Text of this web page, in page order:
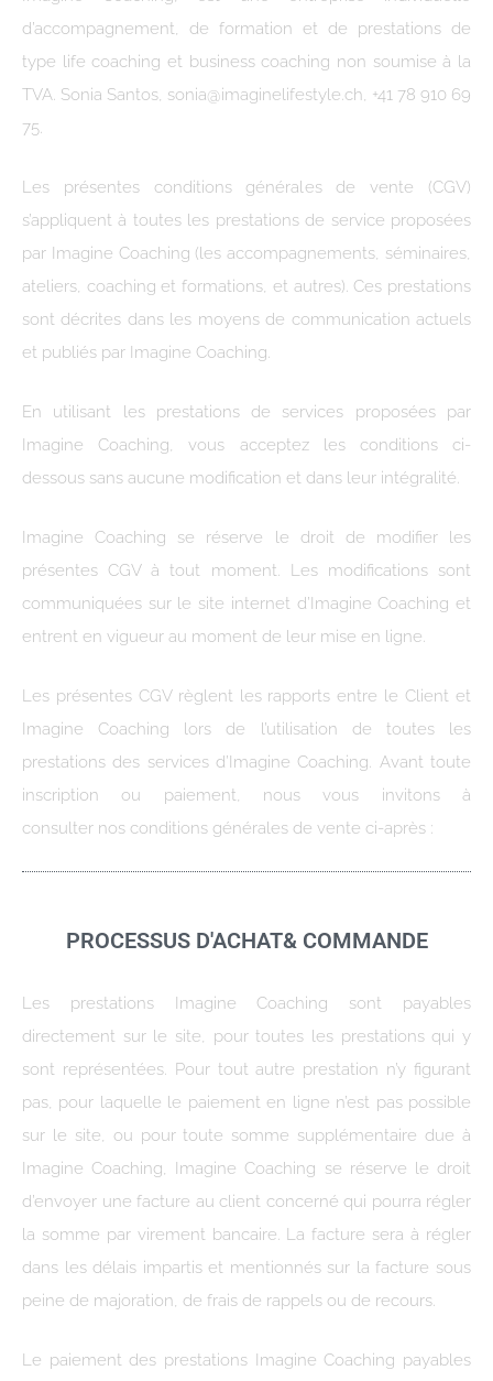
d’accompagnement, de formation et de prestations de
type life coaching et business coaching non soumise à la
TVA. Sonia Santos, sonia@imaginelifestyle.ch, +41 78 910 69
75.
Les présentes conditions générales de vente (CGV)
s’appliquent à toutes les prestations de service proposées
par Imagine Coaching (les accompagnements, séminaires,
ateliers, coaching et formations, et autres). Ces prestations
sont décrites dans les moyens de communication actuels
et publiés par Imagine Coaching.
En utilisant les prestations de services proposées par
Imagine Coaching, vous acceptez les conditions ci-
dessous sans aucune modification et dans leur intégralité.
Imagine Coaching se réserve le droit de modifier les
présentes CGV à tout moment. Les modifications sont
communiquées sur le site internet d’Imagine Coaching et
entrent en vigueur au moment de leur mise en ligne.
Les présentes CGV règlent les rapports entre le Client et
Imagine Coaching lors de l’utilisation de toutes les
prestations des services d’Imagine Coaching. Avant toute
inscription ou paiement, nous vous invitons à
consulter nos conditions générales de vente ci-après :
PROCESSUS D'ACHAT& COMMANDE
Les prestations Imagine Coaching sont payables
directement sur le site, pour toutes les prestations qui y
sont représentées. Pour tout autre prestation n’y figurant
pas, pour laquelle le paiement en ligne n’est pas possible
sur le site, ou pour toute somme supplémentaire due à
Imagine Coaching, Imagine Coaching se réserve le droit
d’envoyer une facture au client concerné qui pourra régler
la somme par virement bancaire. La facture sera à régler
dans les délais impartis et mentionnés sur la facture sous
peine de majoration, de frais de rappels ou de recours.
Le paiement des prestations Imagine Coaching payables